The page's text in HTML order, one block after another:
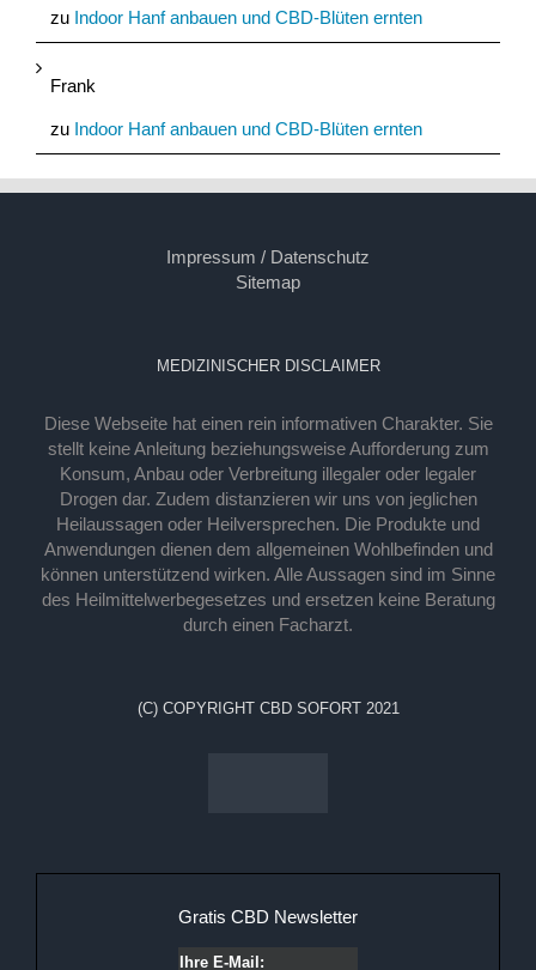
zu Indoor Hanf anbauen und CBD-Blüten ernten
Frank
zu Indoor Hanf anbauen und CBD-Blüten ernten
Impressum / Datenschutz
Sitemap
MEDIZINISCHER DISCLAIMER
Diese Webseite hat einen rein informativen Charakter. Sie
stellt keine Anleitung beziehungsweise Aufforderung zum
Konsum, Anbau oder Verbreitung illegaler oder legaler
Drogen dar. Zudem distanzieren wir uns von jeglichen
Heilaussagen oder Heilversprechen. Die Produkte und
Anwendungen dienen dem allgemeinen Wohlbefinden und
können unterstützend wirken. Alle Aussagen sind im Sinne
des Heilmittelwerbegesetzes und ersetzen keine Beratung
durch einen Facharzt.
(C) COPYRIGHT CBD SOFORT 2021
Gratis CBD Newsletter
Ihre E-Mail: